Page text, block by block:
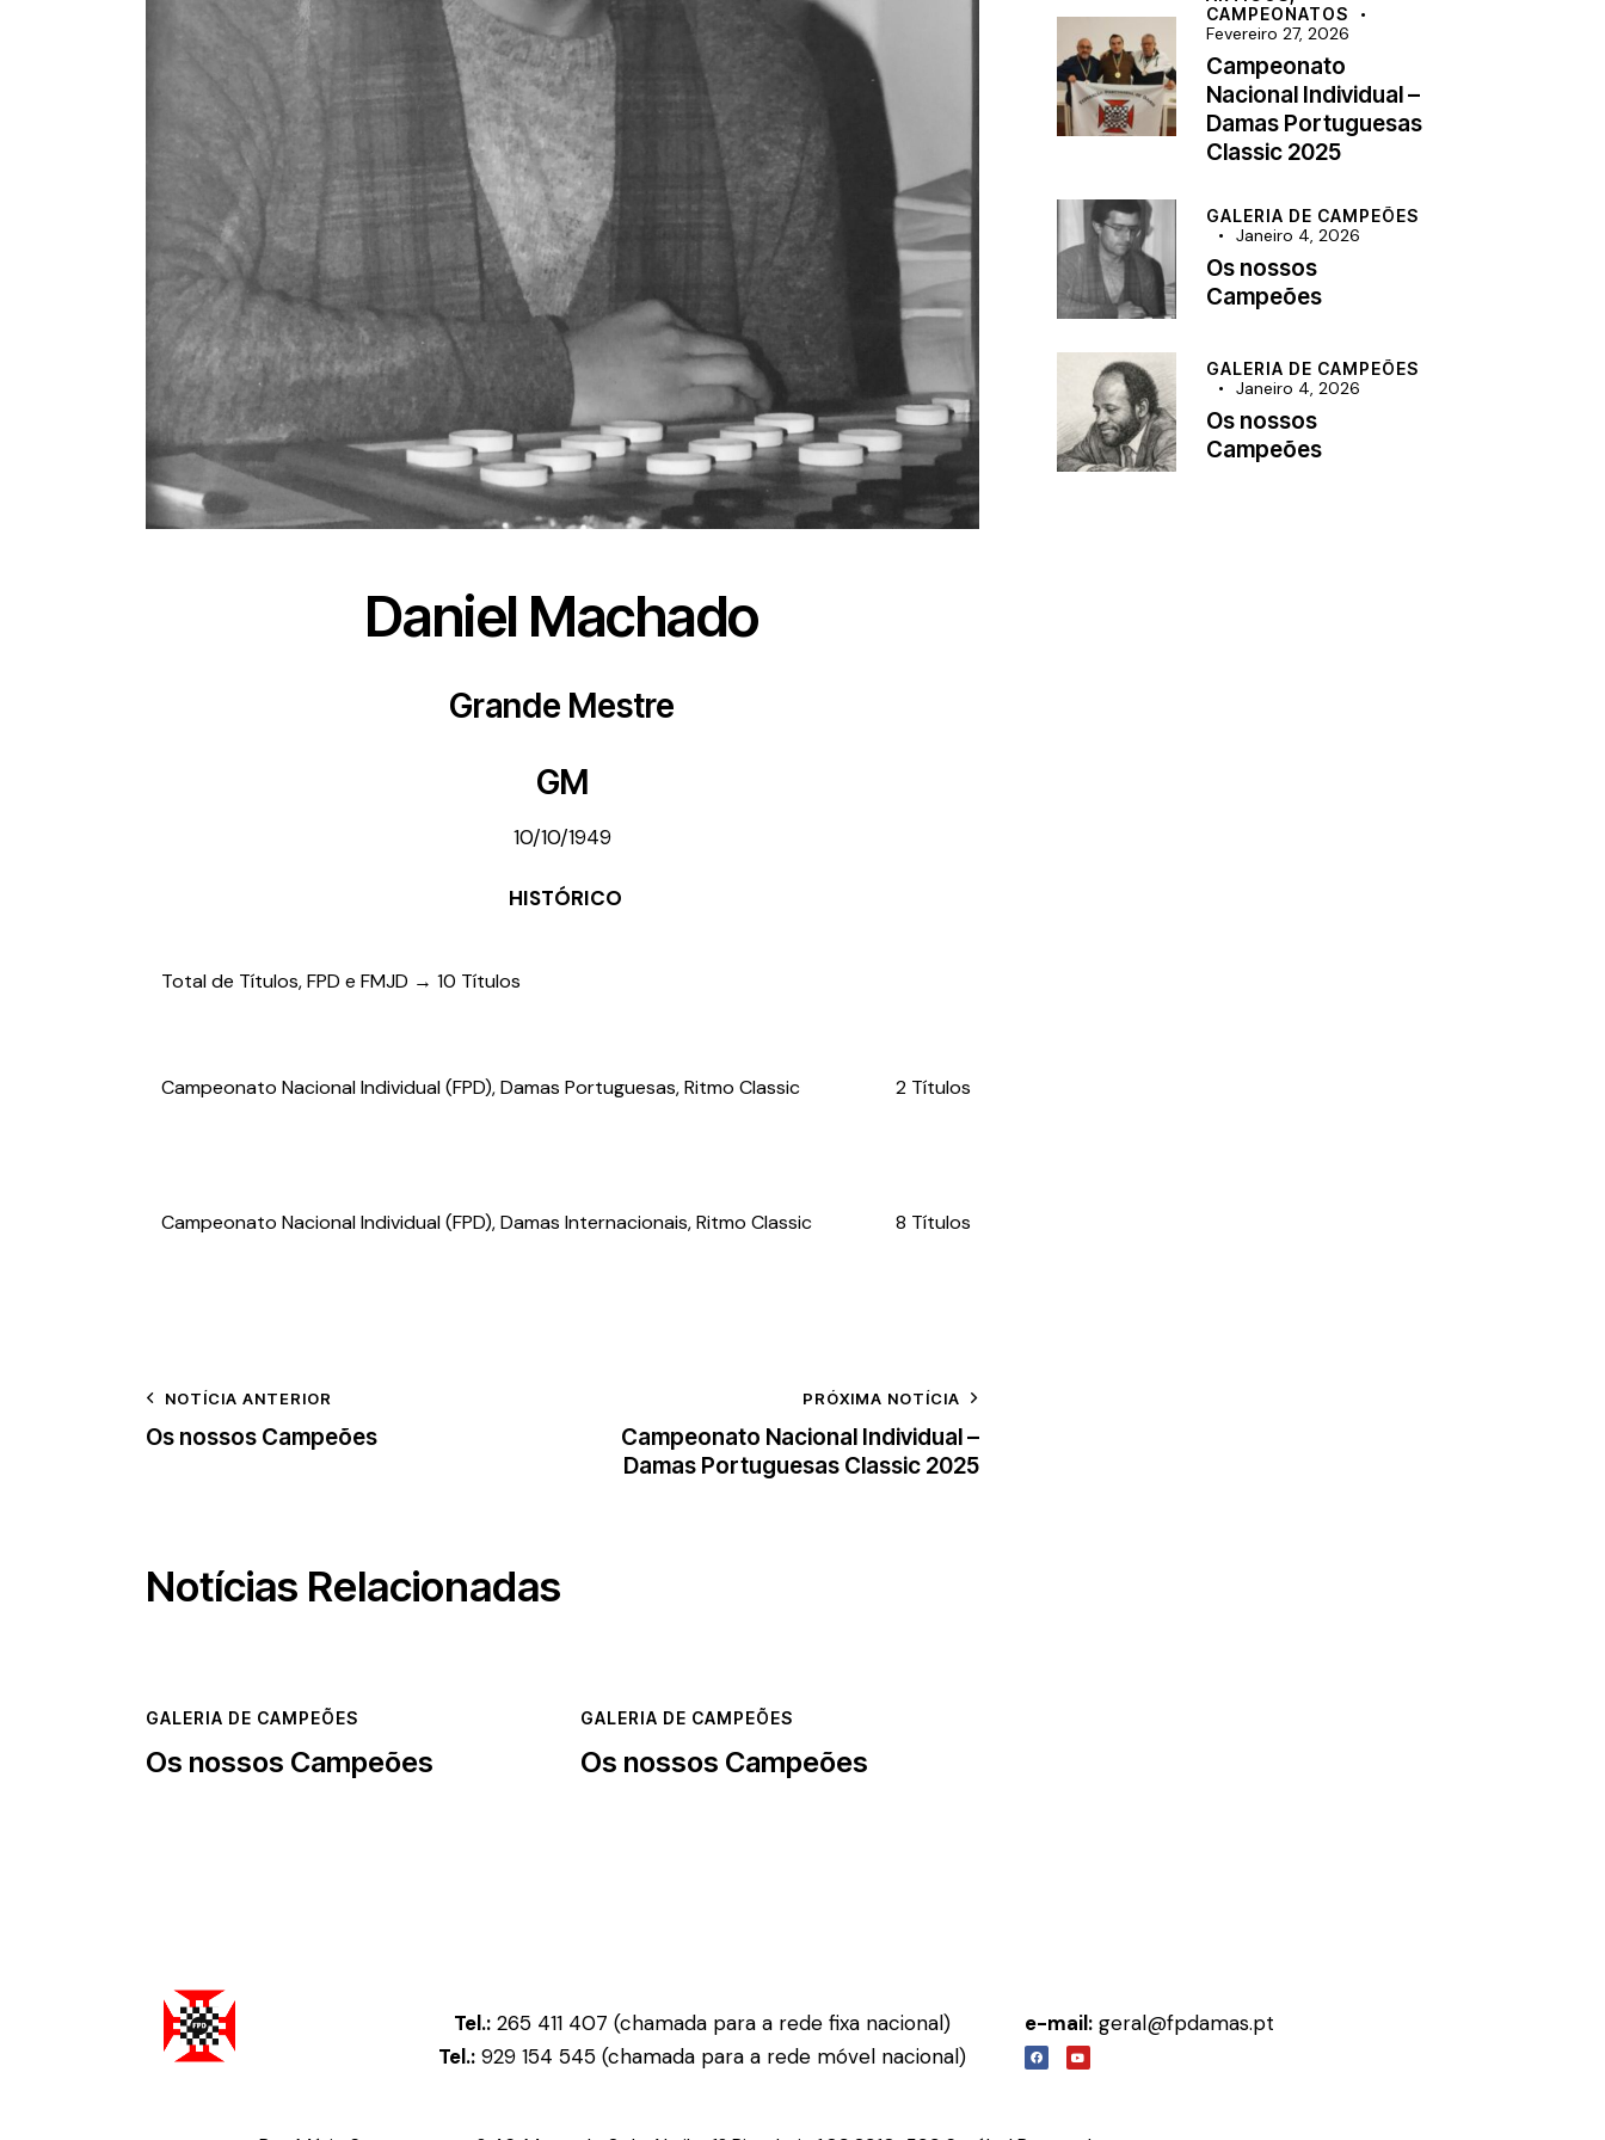
Daniel Machado
Grande Mestre
GM
10/10/1949
HISTÓRICO
Total de Títulos, FPD e FMJD → 10 Títulos
Campeonato Nacional Individual (FPD), Damas Portuguesas, Ritmo Classic 2 Títulos
Campeonato Nacional Individual (FPD), Damas Internacionais, Ritmo Classic 8 Títulos
NOTÍCIA ANTERIOR
Os nossos Campeões
PRÓXIMA NOTÍCIA
Campeonato Nacional Individual –
Damas Portuguesas Classic 2025
Notícias Relacionadas
GALERIA DE CAMPEÕES
Os nossos Campeões
GALERIA DE CAMPEÕES
Os nossos Campeões
CAMPEONATOS
Fevereiro 27, 2026
Campeonato
Nacional Individual –
Damas Portuguesas
Classic 2025
GALERIA DE CAMPEÕES
Janeiro 4, 2026
Os nossos
Campeões
GALERIA DE CAMPEÕES
Janeiro 4, 2026
Os nossos
Campeões
Tel.: 265 411 407 (chamada para a rede fixa nacional)
Tel.: 929 154 545 (chamada para a rede móvel nacional)
e-mail: geral@fpdamas.pt